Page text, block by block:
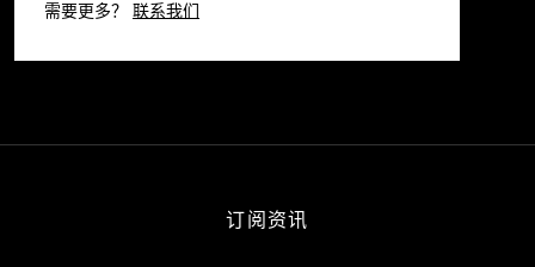
需要更多？ 联系我们
订阅资讯